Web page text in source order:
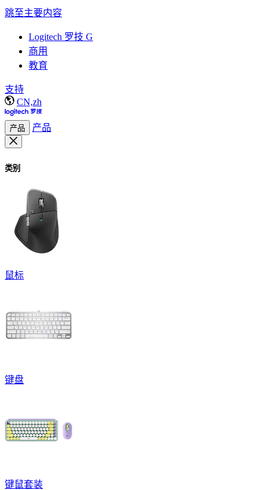
跳至主要内容
Logitech 罗技 G
商用
教育
支持
CN,zh
产品 产品
类别
鼠标
键盘
键鼠套装